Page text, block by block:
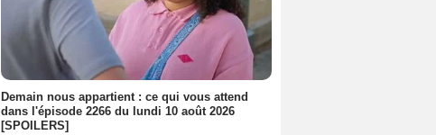
Demain nous appartient : ce qui vous attend
dans l'épisode 2266 du lundi 10 août 2026
[SPOILERS]